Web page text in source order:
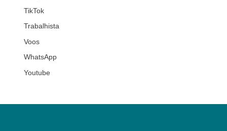
TikTok
Trabalhista
Voos
WhatsApp
Youtube